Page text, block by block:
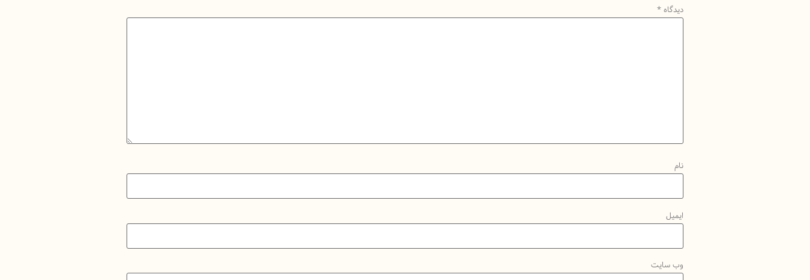
دیدگاه *
نام
ایمیل
وب‌ سایت